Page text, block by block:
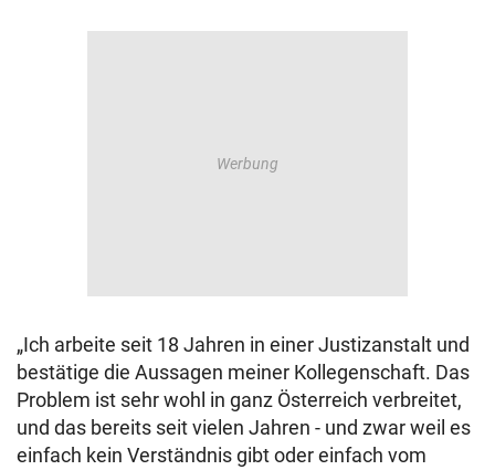
„Ich arbeite seit 18 Jahren in einer Justizanstalt und
bestätige die Aussagen meiner Kollegenschaft. Das
Problem ist sehr wohl in ganz Österreich verbreitet,
und das bereits seit vielen Jahren - und zwar weil es
einfach kein Verständnis gibt oder einfach vom